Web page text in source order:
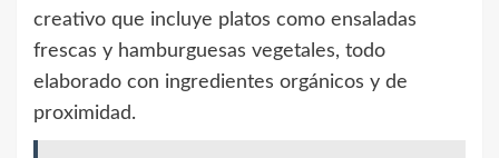
creativo que incluye platos como ensaladas
frescas y hamburguesas vegetales, todo
elaborado con ingredientes orgánicos y de
proximidad.